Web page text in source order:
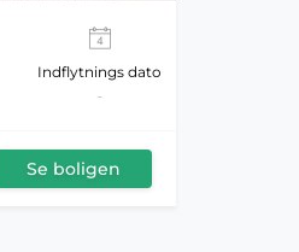
Indflytnings dato
-
Se boligen